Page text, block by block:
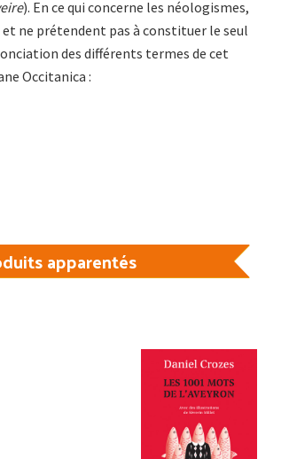
). En ce qui concerne les néologismes,
ne prétendent pas à constituer le seul
des différents termes de cet
Occitanica :
apparentés